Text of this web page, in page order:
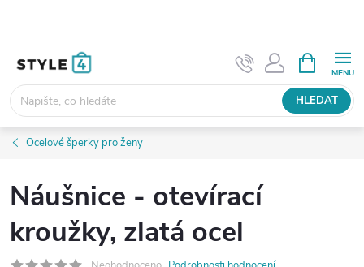
HLEDAT
NÁKUPNÍ
KOŠÍK
Ocelové šperky pro ženy
Náušnice - otevírací
kroužky, zlatá ocel